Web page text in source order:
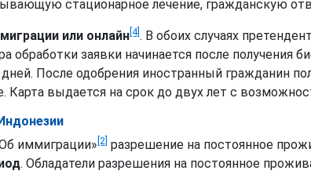
стационарное лечение, гражданскую
или онлайн[4]. В обоих случаях
заявки начинается после получения
После одобрения иностранный гражданин
выдается на срок до двух лет с
иммиграции» [2] разрешение на постоянное
. Обладатели разрешения на постоянное